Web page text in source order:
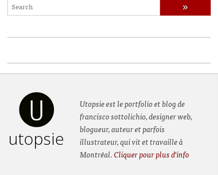
utopsie
Utopsie est le portfolio et blog de
francisco sottolichio, designer web,
blogueur, auteur et parfois
illustrateur, qui vit et travaille à
Montréal.Cliquer pour plus d'info